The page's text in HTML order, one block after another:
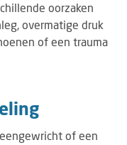
oorzaken
overmatige druk
of een trauma
of een